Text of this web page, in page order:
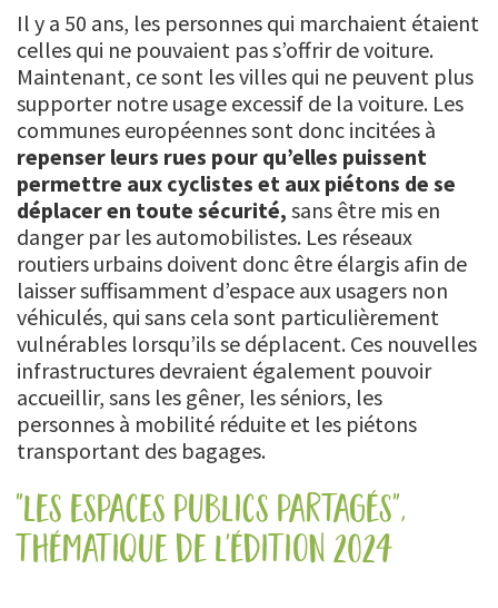
Il y a 50 ans, les personnes qui marchaient étaient
celles qui ne pouvaient pas s’offrir de voiture.
Maintenant, ce sont les villes qui ne peuvent plus
supporter notre usage excessif de la voiture. Les
communes européennes sont donc incitées à
repenser leurs rues pour qu’elles puissent
permettre aux cyclistes et aux piétons de se
déplacer en toute sécurité, sans être mis en
danger par les automobilistes. Les réseaux
routiers urbains doivent donc être élargis afin de
laisser suffisamment d’espace aux usagers non
véhiculés, qui sans cela sont particulièrement
vulnérables lorsqu’ils se déplacent. Ces nouvelles
infrastructures devraient également pouvoir
accueillir, sans les gêner, les séniors, les
personnes à mobilité réduite et les piétons
transportant des bagages.
"les espaces publics partagés",
thématique de l'édition 2024